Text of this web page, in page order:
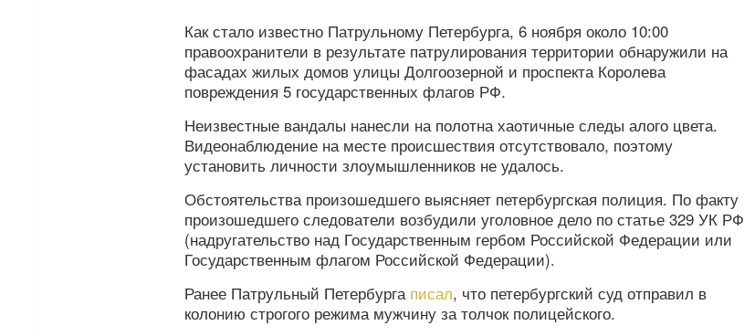
Как стало известно Патрульному Петербурга, 6 ноября около 10:00
правоохранители в результате патрулирования территории обнаружили на
фасадах жилых домов улицы Долгоозерной и проспекта Королева
повреждения 5 государственных флагов РФ.
Неизвестные вандалы нанесли на полотна хаотичные следы алого цвета.
Видеонаблюдение на месте происшествия отсутствовало, поэтому
установить личности злоумышленников не удалось.
Обстоятельства произошедшего выясняет петербургская полиция. По факту
произошедшего следователи возбудили уголовное дело по статье 329 УК РФ
(надругательство над Государственным гербом Российской Федерации или
Государственным флагом Российской Федерации).
Ранее Патрульный Петербурга писал, что петербургский суд отправил в
колонию строгого режима мужчину за толчок полицейского.